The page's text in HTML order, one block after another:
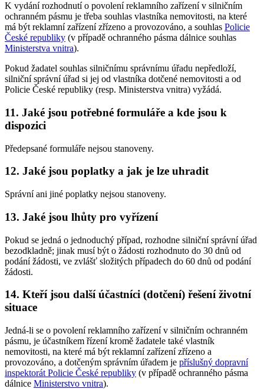
K vydání rozhodnutí o povolení reklamního zařízení v silničním
ochranném pásmu je třeba souhlas vlastníka nemovitosti, na které
má být reklamní zařízení zřízeno a provozováno, a souhlas Policie
České republiky (v případě ochranného pásma dálnice souhlas
Ministerstva vnitra).
Pokud žadatel souhlas silničnímu správnímu úřadu nepředloží,
silniční správní úřad si jej od vlastníka dotčené nemovitosti a od
Policie České republiky (resp. Ministerstva vnitra) vyžádá.
11. Jaké jsou potřebné formuláře a kde jsou k
dispozici
Předepsané formuláře nejsou stanoveny.
12. Jaké jsou poplatky a jak je lze uhradit
Správní ani jiné poplatky nejsou stanoveny.
13. Jaké jsou lhůty pro vyřízení
Pokud se jedná o jednoduchý případ, rozhodne silniční správní úřad
bezodkladně; jinak musí být o žádosti rozhodnuto do 30 dnů od
podání žádosti, ve zvlášť složitých případech do 60 dnů od podání
žádosti.
14. Kteří jsou další účastníci (dotčení) řešení životní
situace
Jedná-li se o povolení reklamního zařízení v silničním ochranném
pásmu, je účastníkem řízení kromě žadatele také vlastník
nemovitosti, na které má být reklamní zařízení zřízeno a
provozováno, a dotčeným správním úřadem je příslušný dopravní
inspektorát Policie České republiky (v případě ochranného pásma
dálnice Ministerstvo vnitra).